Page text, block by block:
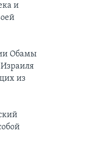
и
Обамы
из